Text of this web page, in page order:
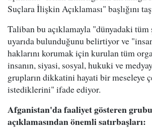
Suçlara İlişkin Açıklaması" başlığını
Taliban bu açıklamayla "dünyadaki
uyarıda bulunduğunu belirtiyor ve
haklarını korumak için kurulan tüm
insanın, siyasi, sosyal, hukuki ve
grupların dikkatini hayati bir meseleye
istediklerini" ifade ediyor.
Afganistan'da faaliyet gösteren
açıklamasından önemli satırbaşları: